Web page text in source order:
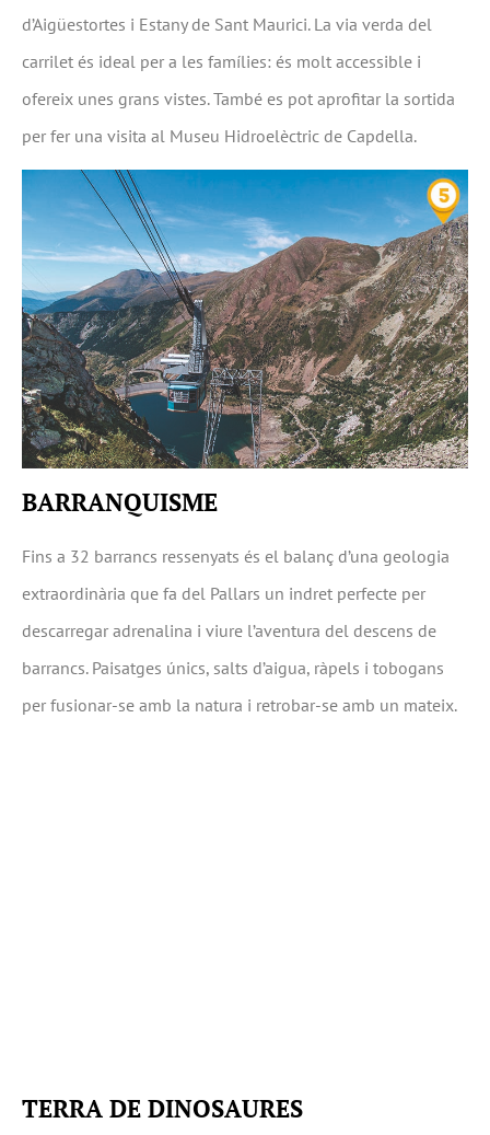
d’Aigüestortes i Estany de Sant Maurici. La via verda del
carrilet és ideal per a les famílies: és molt accessible i
ofereix unes grans vistes. També es pot aprofitar la sortida
per fer una visita al Museu Hidroelèctric de Capdella.
BARRANQUISME
Fins a 32 barrancs ressenyats és el balanç d’una geologia
extraordinària que fa del Pallars un indret perfecte per
descarregar adrenalina i viure l’aventura del descens de
barrancs. Paisatges únics, salts d’aigua, ràpels i tobogans
per fusionar-se amb la natura i retrobar-se amb un mateix.
TERRA DE DINOSAURES